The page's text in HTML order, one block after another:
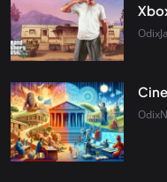
Odix
Odix